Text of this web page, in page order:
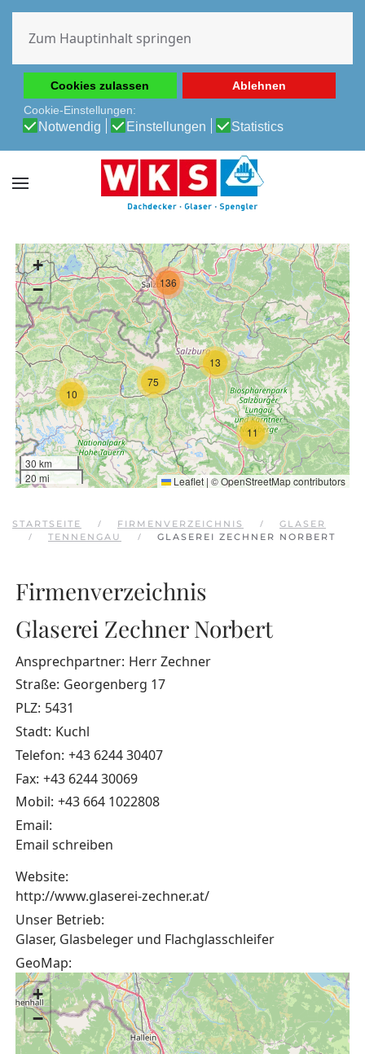
Erfahrung auf unserer Website zu ermöglichen.
Cookie-Richtlinie
Datenschutz-Bestimmungen
Cookies zulassen
Ablehnen
Cookie-Einstellungen:
Notwendig Einstellungen Statistics
Zum Hauptinhalt springen
10
11
13
75
136
+
−
30 km
20 mi
Leaflet | ©OpenStreetMapcontributors
STARTSEITE FIRMENVERZEICHNIS
GLASER
TENNENGAU
GLASEREI ZECHNER NORBERT
Firmenverzeichnis
Glaserei Zechner Norbert
Ansprechpartner: Herr Zechner
Straße: Georgenberg 17
PLZ: 5431
Stadt: Kuchl
Telefon: +43 6244 30407
Fax: +43 6244 30069
Mobil: +43 664 1022808
Email:
Email schreiben
Website:
http://www.glaserei-zechner.at/
Unser Betrieb:
Glaser, Glasbeleger und Flachglasschleifer
GeoMap:
+
−